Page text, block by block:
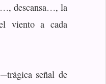
descansa…, la
viento a cada
señal de